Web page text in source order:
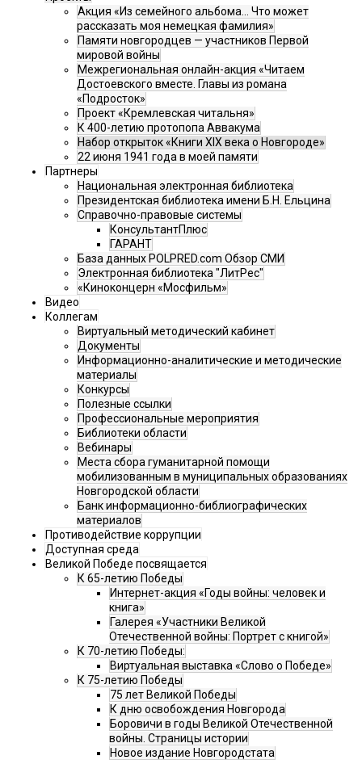
Акция «Из семейного альбома... Что может
рассказать моя немецкая фамилия»
Памяти новгородцев — участников Первой
мировой войны
Межрегиональная онлайн-акция «Читаем
Достоевского вместе. Главы из романа
«Подросток»
Проект «Кремлевская читальня»
К 400-летию протопопа Аввакума
Набор открыток «Книги XIX века о Новгороде»
22 июня 1941 года в моей памяти
Партнеры
Национальная электронная библиотека
Президентская библиотека имени Б.Н. Ельцина
Справочно-правовые системы
КонсультантПлюс
ГАРАНТ
База данных POLPRED.com Обзор СМИ
Электронная библиотека "ЛитРес"
«Киноконцерн «Мосфильм»
Видео
Коллегам
Виртуальный методический кабинет
Документы
Информационно-аналитические и методические
материалы
Конкурсы
Полезные ссылки
Профессиональные мероприятия
Библиотеки области
Вебинары
Места сбора гуманитарной помощи
мобилизованным в муниципальных образованиях
Новгородской области
Банк информационно-библиографических
материалов
Противодействие коррупции
Доступная среда
Великой Победе посвящается
К 65-летию Победы
Интернет-акция «Годы войны: человек и
книга»
Галерея «Участники Великой
Отечественной войны: Портрет с книгой»
К 70-летию Победы:
Виртуальная выставка «Слово о Победе»
К 75-летию Победы
75 лет Великой Победы
К дню освобождения Новгорода
Боровичи в годы Великой Отечественной
войны. Страницы истории
Новое издание Новгородстата